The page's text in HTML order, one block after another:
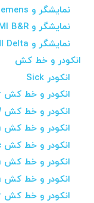
نمایشگر و HMI Siemens
نمایشگر و HMI B&R
نمایشگر و HMI Delta
انکودر و خط کش
انکودر Sick
انکودر و خط کش Baumer
انکودر و خط کش SEW
انکودر و خط کش Omron
انکودر و خط کش Trelectronic
انکودر و خط کش Tamagawa
انکودر و خط کش Eltra
انکودر و خط کش Hohner